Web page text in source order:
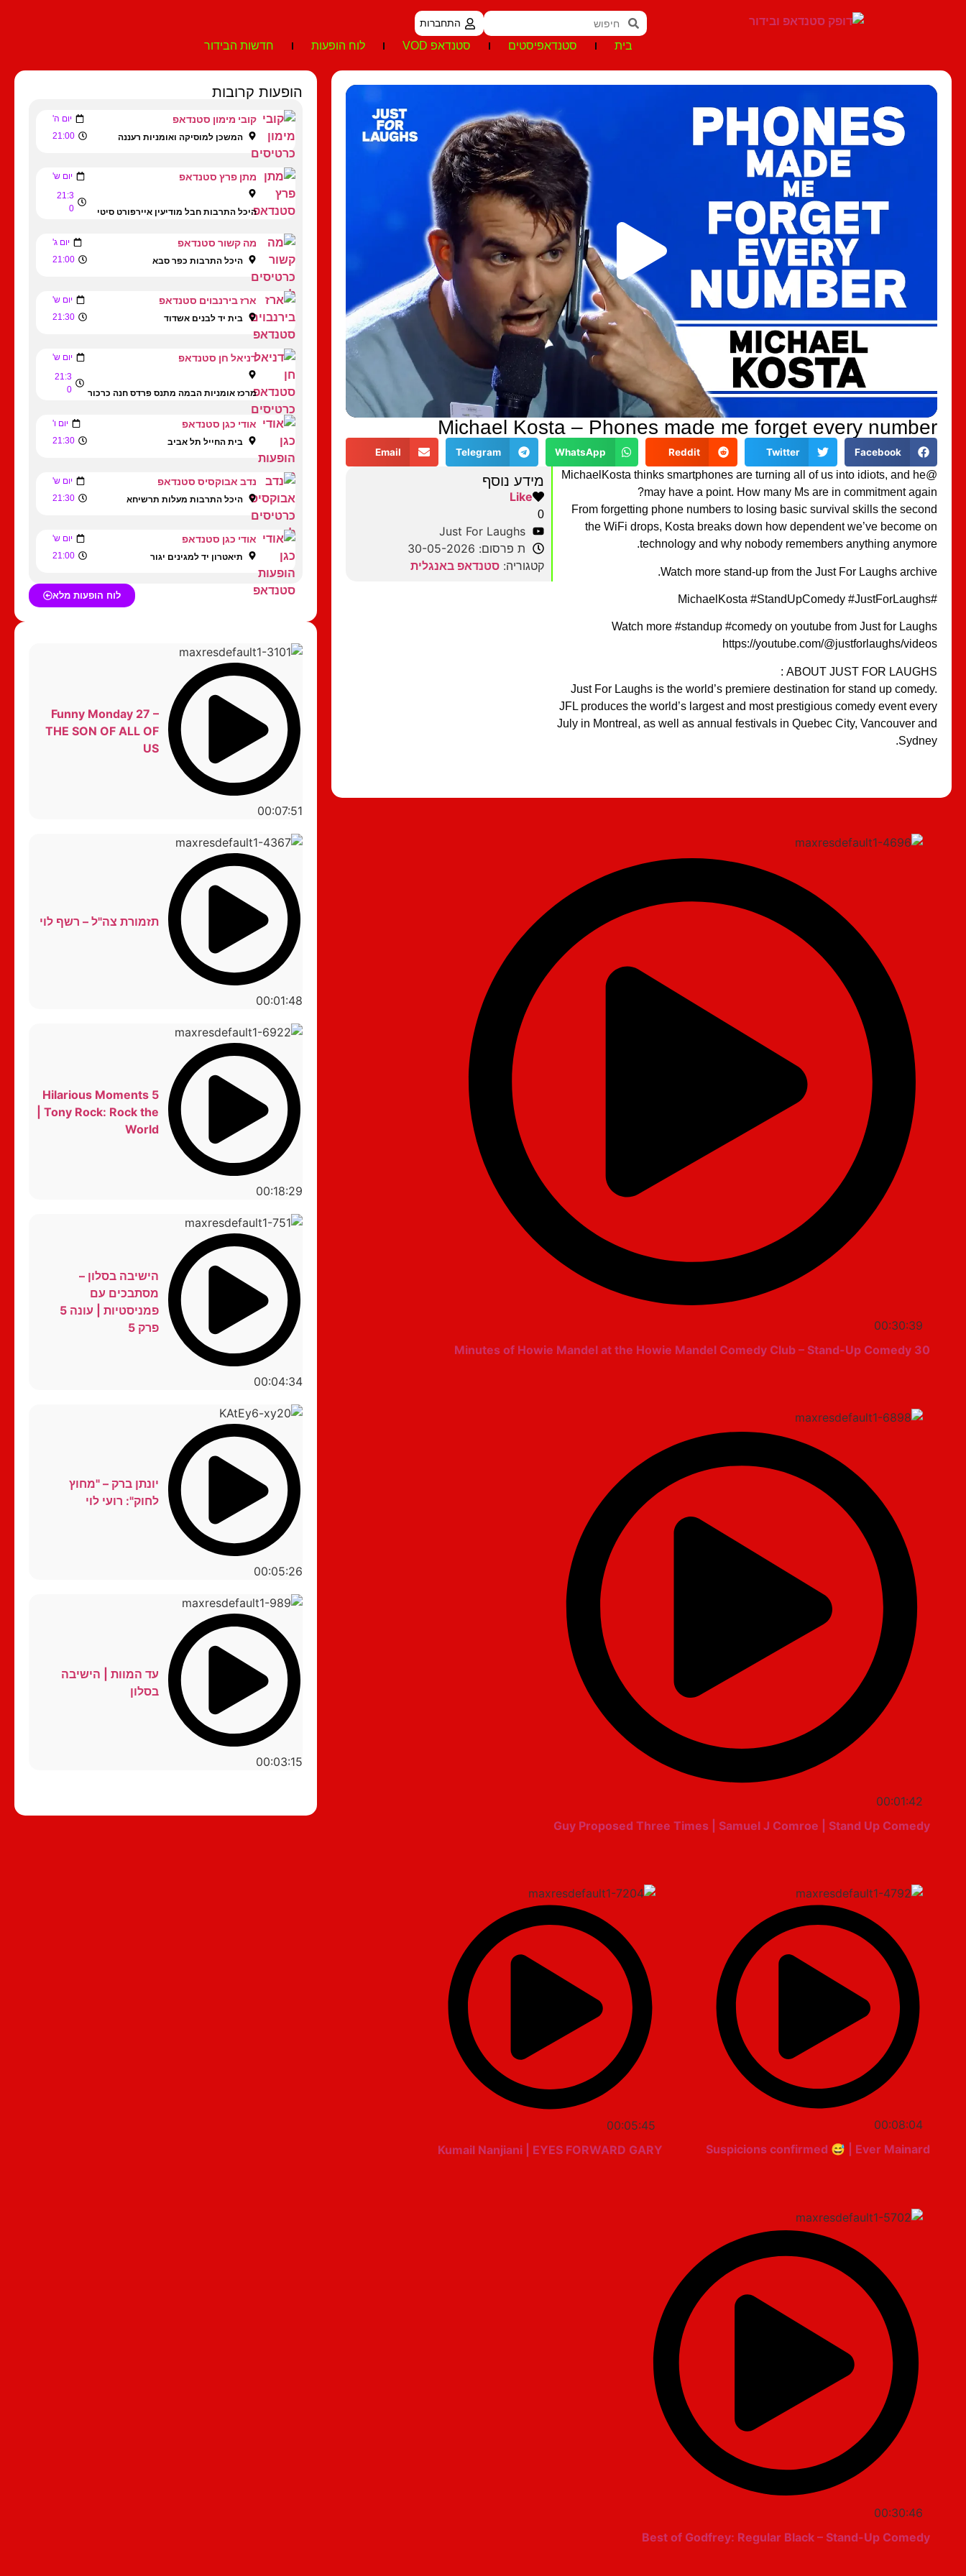
התחברות
בית סטנדאפיסטים סטנדאפ VOD לוח הופעות חדשות הבידור
Michael Kosta – Phones made me forget every number
Facebook
Twitter
Reddit
WhatsApp
Telegram
Email
@MichaelKosta thinks smartphones are turning all of us into idiots, and he
may have a point. How many Ms are in commitment again?
From forgetting phone numbers to losing basic survival skills the second
the WiFi drops, Kosta breaks down how dependent we’ve become on
technology and why nobody remembers anything anymore.
Watch more stand-up from the Just For Laughs archive.
#MichaelKosta #StandUpComedy #JustForLaughs
Watch more #standup #comedy on youtube from Just for Laughs
https://youtube.com/@justforlaughs/videos
ABOUT JUST FOR LAUGHS :
Just For Laughs is the world’s premiere destination for stand up comedy.
JFL produces the world’s largest and most prestigious comedy event every
July in Montreal, as well as annual festivals in Quebec City, Vancouver and
Sydney.
מידע נוסף
Like
0
Just For Laughs
ת פרסום: 30-05-2026
קטגוריה: סטנדאפ באנגלית
00:30:39
30 Minutes of Howie Mandel at the Howie Mandel Comedy Club – Stand-Up Comedy
00:01:42
Guy Proposed Three Times | Samuel J Comroe | Stand Up Comedy
00:08:04
Suspicions confirmed 😅 | Ever Mainard
00:05:45
Kumail Nanjiani | EYES FORWARD GARY
00:30:46
Best of Godfrey: Regular Black – Stand-Up Comedy
הופעות קרובות
קובי מימון סטנדאפ יום ה'
המשכן למוסיקה ואומניות רעננה 21:00
מתן פרץ סטנדאפ יום ש'
היכל התרבות חבל מודיעין איירפורט סיטי
21:3
0
מה קשור סטנדאפ יום ג'
היכל התרבות כפר סבא 21:00
ארז בירנבוים סטנדאפ יום ש'
בית יד לבנים אשדוד 21:30
דניאל חן סטנדאפ יום ש'
מרכז אומניות הבמה מתנס פרדס חנה כרכור
21:3
0
אודי כגן סטנדאפ יום ו'
בית החייל תל אביב 21:30
נדב אבוקסיס סטנדאפ יום ש'
היכל התרבות מעלות תרשיחא 21:30
אודי כגן סטנדאפ יום ש'
תיאטרון יד למגינים יגור 21:00
לוח הופעות מלא
00:07:51
Funny Monday 27 –
THE SON OF ALL OF
US
00:01:48
תזמורת צה"ל – רשף לוי
00:18:29
5 Hilarious Moments
| Tony Rock: Rock the
World
00:04:34
הישיבה בסלון –
מסתבכים עם
פמניסטיות | עונה 5
פרק 5
00:05:26
יונתן ברק – "מחוץ
לחוק": רועי לוי
00:03:15
עד המוות | הישיבה
בסלון